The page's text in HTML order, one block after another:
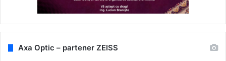
Axa Optic – partener ZEISS